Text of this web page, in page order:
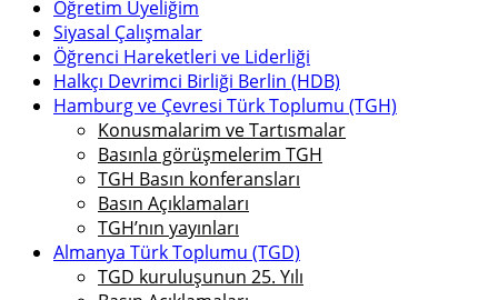
Öğretim Üyeliğim
Siyasal Çalışmalar
Öğrenci Hareketleri ve Liderliği
Halkçı Devrimci Birliği Berlin (HDB)
Hamburg ve Çevresi Türk Toplumu (TGH)
Konusmalarim ve Tartısmalar
Basınla görüşmelerim TGH
TGH Basın konferansları
Basın Açıklamaları
TGH’nın yayınları
Almanya Türk Toplumu (TGD)
TGD kuruluşunun 25. Yılı